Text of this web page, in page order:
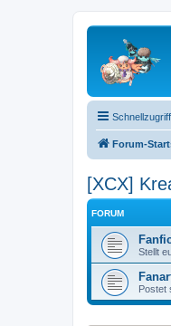
Schnellzugriff
Forum-
[XCX]
FORUM
Stellt
Postet